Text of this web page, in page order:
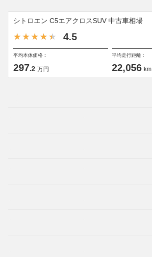
シトロエン C5エアクロスSUV 中古車相場
4.5
平均本体価格：
297.2 万円
平均走行距離：
22,056 km